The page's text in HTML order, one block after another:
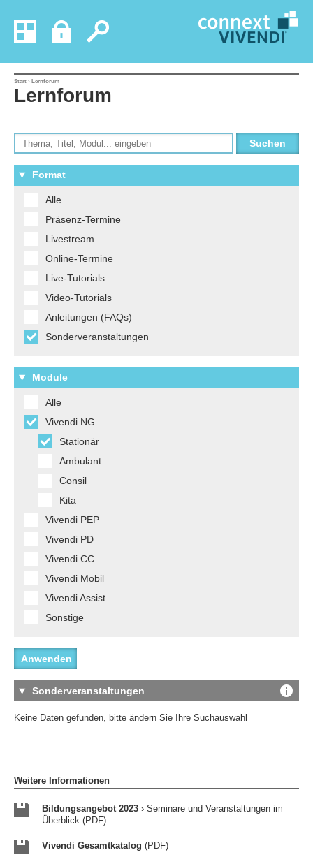
Start › Lernforum
Lernforum
Format
Alle
Präsenz-Termine
Livestream
Online-Termine
Live-Tutorials
Video-Tutorials
Anleitungen (FAQs)
Sonderveranstaltungen
Module
Alle
Vivendi NG
Stationär
Ambulant
Consil
Kita
Vivendi PEP
Vivendi PD
Vivendi CC
Vivendi Mobil
Vivendi Assist
Sonstige
Sonderveranstaltungen
Keine Daten gefunden, bitte ändern Sie Ihre Suchauswahl
Weitere Informationen
Bildungsangebot 2023 › Seminare und Veranstaltungen im
Überblick (PDF)
Vivendi Gesamtkatalog (PDF)